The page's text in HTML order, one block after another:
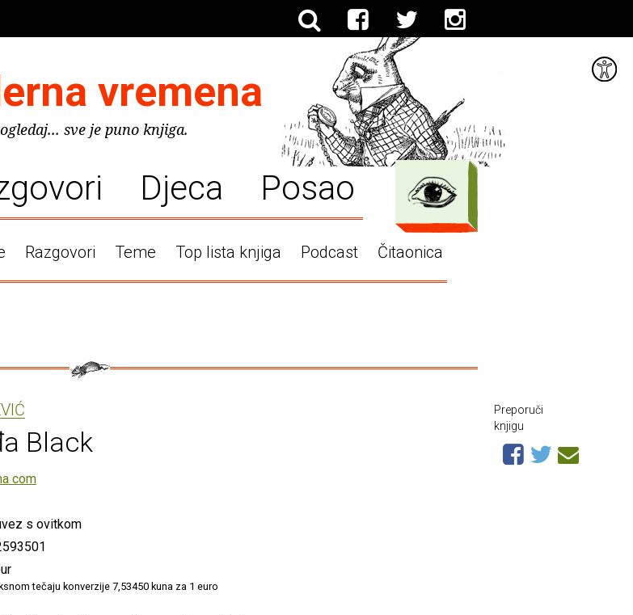
vremena
sve je puno knjiga.
Djeca Posao
Razgovori Teme Top lista knjiga Podcast Čitaonica
Black
com
s ovitkom
tečaju konverzije 7,53450 kuna za 1 euro
Preporuči
knjigu